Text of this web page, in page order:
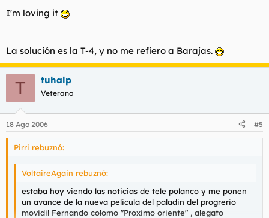
I'm loving it
La solución es la T-4, y no me refiero a Barajas.
T tuhalp
Veterano
18 Ago 2006 #5
Pirri rebuznó:
VoltaireAgain rebuznó:
estaba hoy viendo las noticias de tele polanco y me ponen
un avance de la nueva pelicula del paladin del progrerio
movidil Fernando colomo "Proximo oriente" , alegato